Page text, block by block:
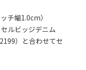
チ幅1.0cm）
ルビッジデニム
）と合わせてセ